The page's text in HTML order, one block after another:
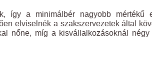
így a minimálbér nagyobb mértékű
elviselnék a szakszervezetek által
nőne, míg a kisvállalkozásoknál